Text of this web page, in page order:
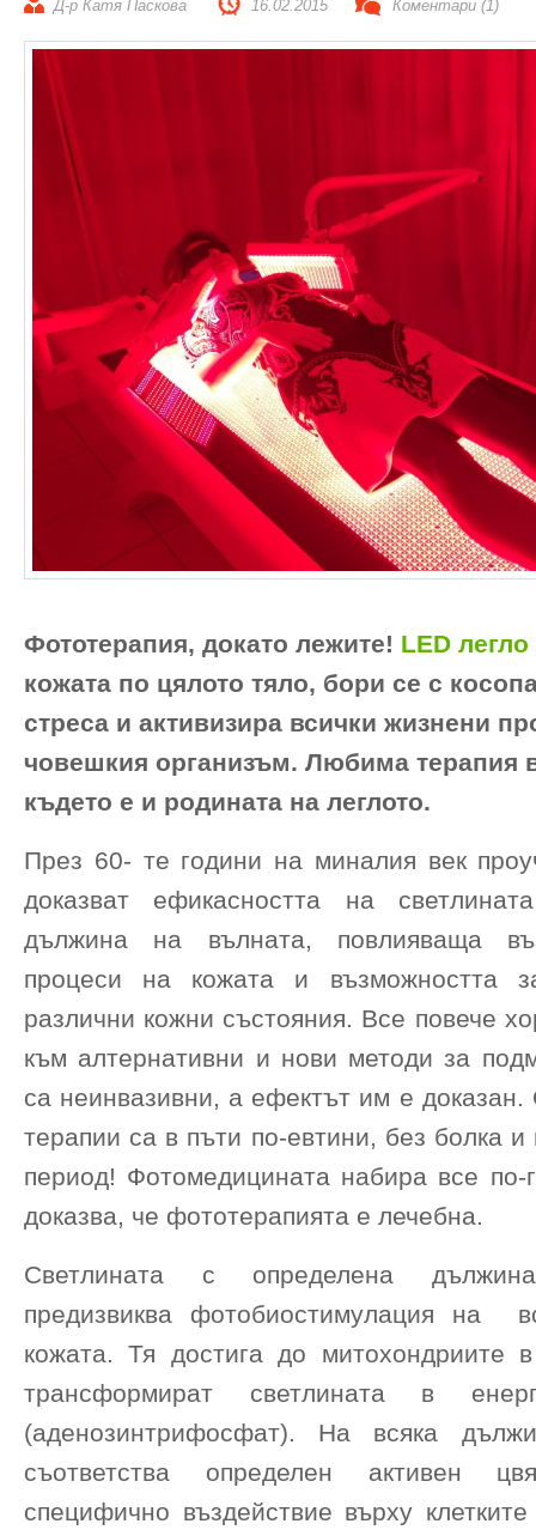
Д-р Катя Паскова 16.02.2015 Коментари (1)
Фототерапия, докато лежите! LED легло
кожата по цялото тяло, бори се с
стреса и активизира всички жизнени
човешкия организъм. Любима терапия
където е и родината на леглото.
През 60- те години на миналия век
доказват ефикасността на
дължина на вълната, повлияваща
процеси на кожата и възможността
различни кожни състояния. Все повече
към алтернативни и нови методи за
са неинвазивни, а ефектът им е доказан.
терапии са в пъти по-евтини, без болка и
период! Фотомедицината набира все по-
доказва, че фототерапията е лечебна.
Светлината с определена
предизвиква фотобиостимулация на
кожата. Тя достига до митохондриите в
трансформират светлината в
(аденозинтрифосфат). На всяка
съответства определен активен
специфично въздействие върху